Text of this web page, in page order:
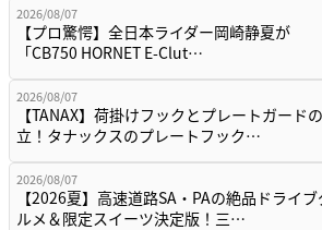
2026/08/07
【プロ驚愕】全日本ライダー岡崎静夏が
「CB750 HORNET E-Clut…
2026/08/07
【TANAX】荷掛けフックとプレートガード
立！タナックスのプレートフック…
2026/08/07
【2026夏】高速道路SA・PAの絶品ドライブ
ルメ＆限定スイーツ決定版！三…